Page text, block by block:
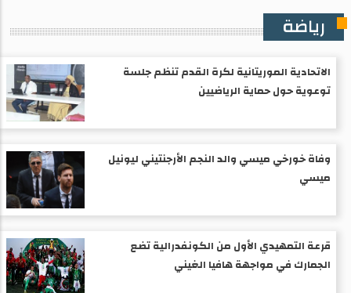
رياضة
الاتحادية الموريتانية لكرة القدم تنظم جلسة
توعوية حول حماية الرياضيين
وفاة خورخي ميسي والد النجم الأرجنتيني ليونيل
ميسي
قرعة التمهيدي الأول من الكونفدرالية تضع
الجمارك في مواجهة هافيا الغيني